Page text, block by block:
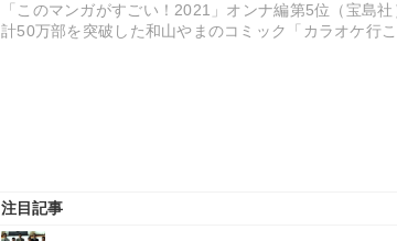
「このマンガがすごい！2021」オンナ編第5位（宝島
計50万部を突破した和山やまのコミック「カラオケ行
注目記事